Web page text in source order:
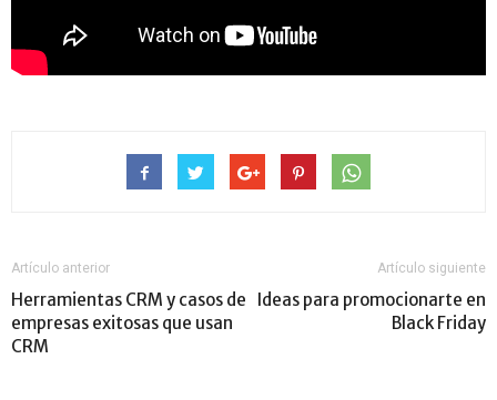
Artículo anterior
Herramientas CRM y casos de
empresas exitosas que usan
CRM
Artículo siguiente
Ideas para promocionarte en
Black Friday